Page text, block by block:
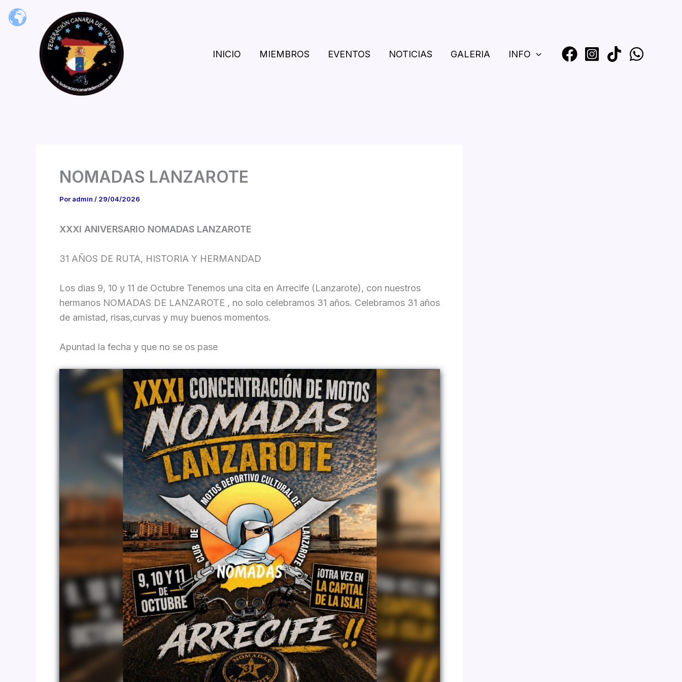
INICIO
MIEMBROS EVENTOS NOTICIAS GALERIA INFO
NOMADAS LANZAROTE
Por admin / 29/04/2026
XXXI ANIVERSARIO NOMADAS LANZAROTE
31 AÑOS DE RUTA, HISTORIA Y HERMANDAD
Los dias 9, 10 y 11 de Octubre Tenemos una cita en Arrecife (Lanzarote), con nuestros
hermanos NOMADAS DE LANZAROTE , no solo celebramos 31 años. Celebramos 31 años
de amistad, risas,curvas y muy buenos momentos.
Apuntad la fecha y que no se os pase